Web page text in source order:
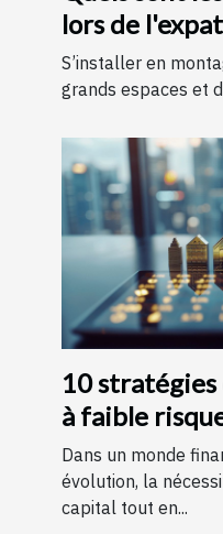
lors de
montagne ?
S’installer en
grands espaces et
10
à faible
votre
Dans un monde
évolution, la
capital tout en...